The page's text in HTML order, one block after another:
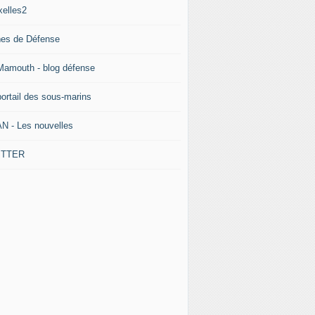
de Défense
- blog défense
des sous-marins
- Les nouvelles